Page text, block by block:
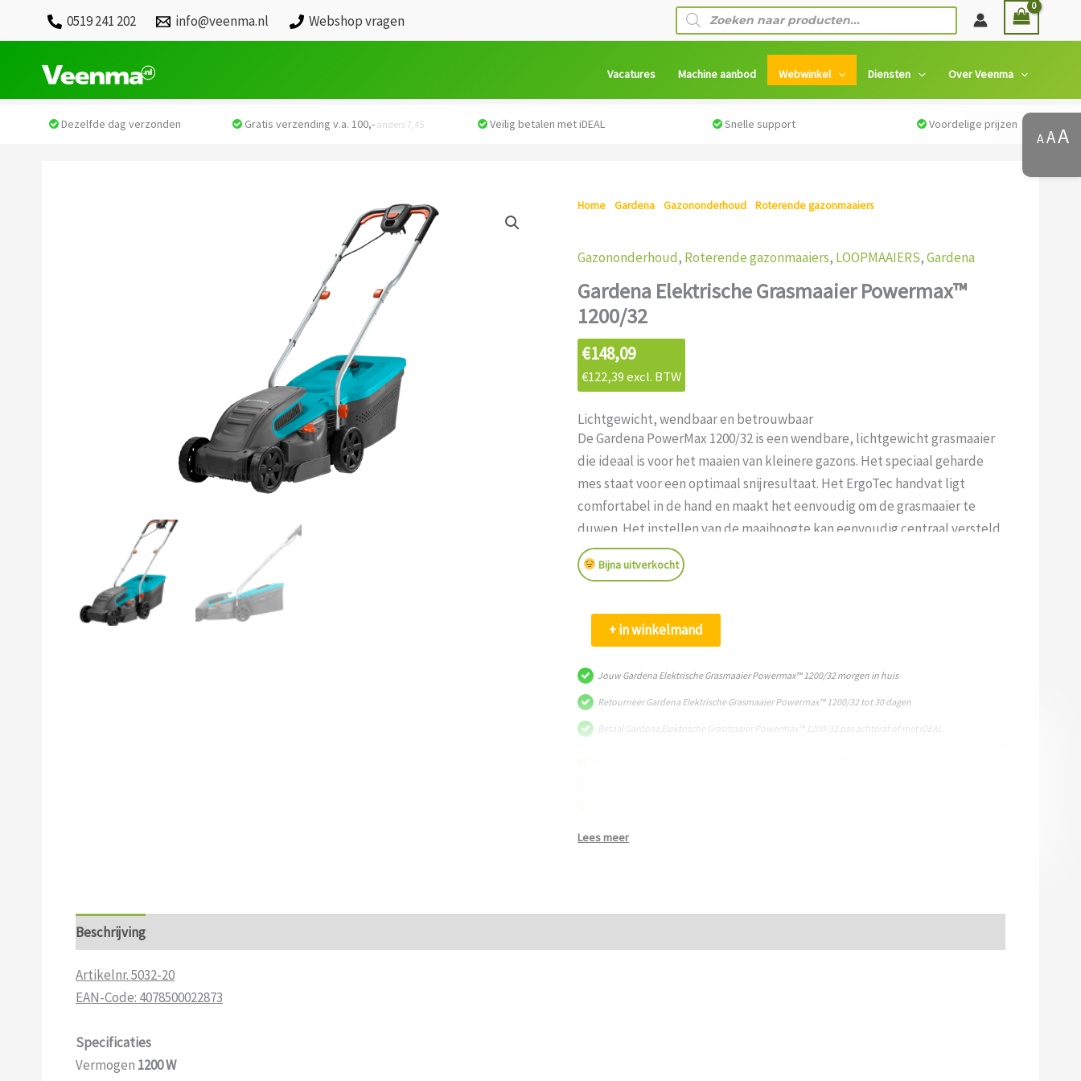
0519 241 202 info@veenma.nl Webshop vragen
Producten
zoeken
Vacatures Machine aanbod Webwinkel Diensten Over Veenma
Home /Gardena /Gazononderhoud /Roterende gazonmaaiers/ Gardena Elektrische
Gazononderhoud, Roterende gazonmaaiers, LOOPMAAIERS,Gardena
Gardena Elektrische Grasmaaier Powermax™
1200/32
€148,09
€122,39excl. BTW
Lichtgewicht, wendbaar en betrouwbaar
De Gardena PowerMax 1200/32 is een wendbare, lichtgewicht grasmaaier
die ideaal is voor het maaien van kleinere gazons. Het speciaal geharde
mes staat voor een optimaal snijresultaat. Het ErgoTec handvat ligt
comfortabel in de hand en maakt het eenvoudig om de grasmaaier te
duwen. Het instellen van de maaihoogte kan eenvoudig centraal versteld
worden in 10 standen dankzij de QuickFit-functie. Extra graskammen aan
de zijkanten zorgen ervoor dat ook het gras langs muren en stoepranden
snijden en opvangen. Dankzij het opvouwbare frame is de grasmaaier
gemakkelijk te vervoeren en compact op te bergen.
Bijna uitverkocht
Gardena
Elektrische
Grasmaaier
Powermax™
1200/32
aantal
+ in winkelmand
Jouw Gardena Elektrische Grasmaaier Powermax™ 1200/32 morgen in huis
Retourneer Gardena Elektrische Grasmaaier Powermax™ 1200/32 tot 30 dagen
Betaal Gardena Elektrische Grasmaaier Powermax™ 1200/32 pas achteraf of met iDEAL
Lees meer
Beschrijving
Artikelnr. 5032-20
EAN-Code: 4078500022873
Specificaties
Vermogen 1200 W
AAA
Dezelfde dag verzonden Gratis verzending v.a. 100,-anders 7,45 Veilig betalen met iDEAL Snelle support Voordelige prijzen